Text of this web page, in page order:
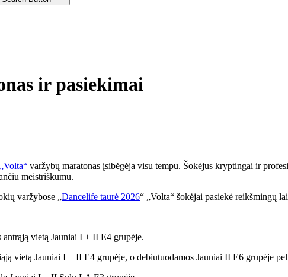
ir pasiekimai
varžybų maratonas įsibėgėja visu tempu. Šokėjus kryptingai ir
meistriškumu.
varžybose „Dancelife taurė 2026“ „Volta“ šokėjai pasiekė reikšmingų
vietą Jauniai I + II E4 grupėje.
vietą Jauniai I + II E4 grupėje, o debiutuodamos Jauniai II E6 grupėje